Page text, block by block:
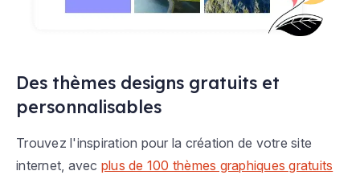
Des thèmes designs gratuits et
personnalisables
Trouvez l'inspiration pour la création de votre site
internet, avec plus de 100 thèmes graphiques gratuits